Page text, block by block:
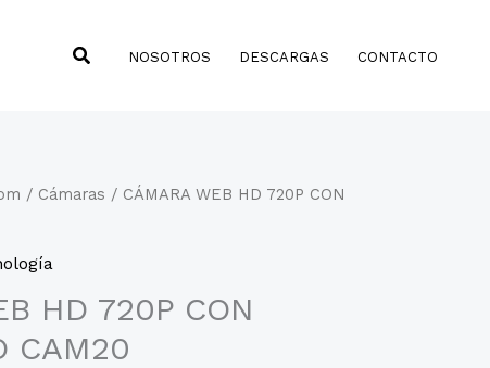
BuscarNOSOTROS DESCARGAS CONTACTO
/ Cámaras / CÁMARA WEB HD 720P CON
HD 720P CON
CAM20